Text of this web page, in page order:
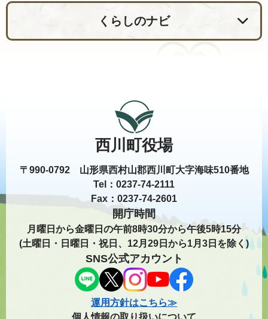
くらしのナビ
西川町役場
〒990-0792 山形県西村山郡西川町大字海味510番地
Tel：0237-74-2111
Fax：0237-74-2601
開庁時間
月曜日から金曜日の午前8時30分から午後5時15分
(土曜日・日曜日・祝日、12月29日から1月3日を除く)
SNS公式アカウント
運用方針はこちら≫
個人情報の取り扱いについて